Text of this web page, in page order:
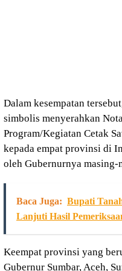
Dalam kesempatan
simbolis menyerahkan
Program/Kegiatan Cetak
kepada empat provinsi di
oleh Gubernurnya masing-
Baca Juga: Bupati
Lanjuti Hasil
Keempat provinsi yang
Gubernur Sumbar, Aceh,